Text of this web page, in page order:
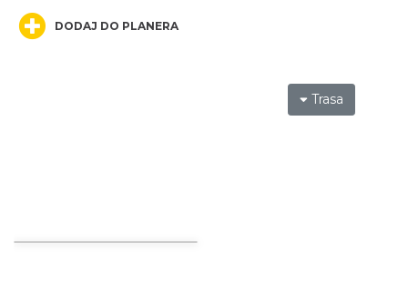
Festiwal Miłośników Koni i Muzyki "Z
Kopyta"
Noc Perseidów w Grodzie na Górze Birów
DODAJ DO PLANERA
Trasa